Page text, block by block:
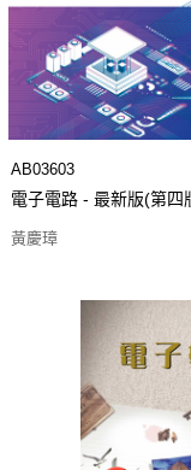
AB03603
電子電路 - 最新版(第四
黃慶璋